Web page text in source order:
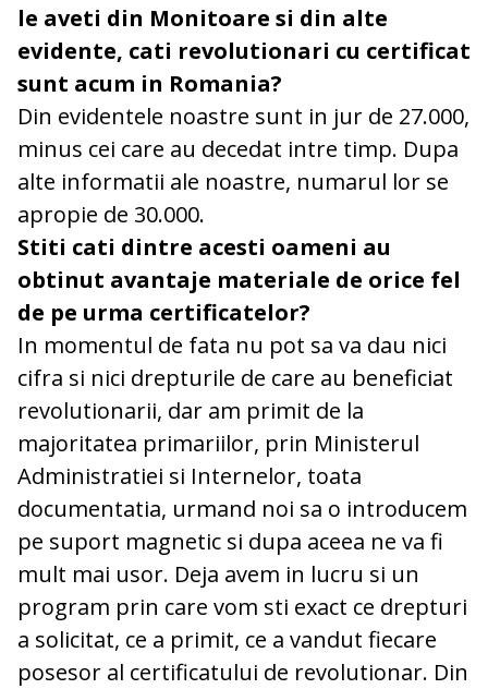
le aveti din Monitoare si din alte
evidente, cati revolutionari cu certificat
sunt acum in Romania?
Din evidentele noastre sunt in jur de 27.000,
minus cei care au decedat intre timp. Dupa
alte informatii ale noastre, numarul lor se
apropie de 30.000.
Stiti cati dintre acesti oameni au
obtinut avantaje materiale de orice fel
de pe urma certificatelor?
In momentul de fata nu pot sa va dau nici
cifra si nici drepturile de care au beneficiat
revolutionarii, dar am primit de la
majoritatea primariilor, prin Ministerul
Administratiei si Internelor, toata
documentatia, urmand noi sa o introducem
pe suport magnetic si dupa aceea ne va fi
mult mai usor. Deja avem in lucru si un
program prin care vom sti exact ce drepturi
a solicitat, ce a primit, ce a vandut fiecare
posesor al certificatului de revolutionar. Din